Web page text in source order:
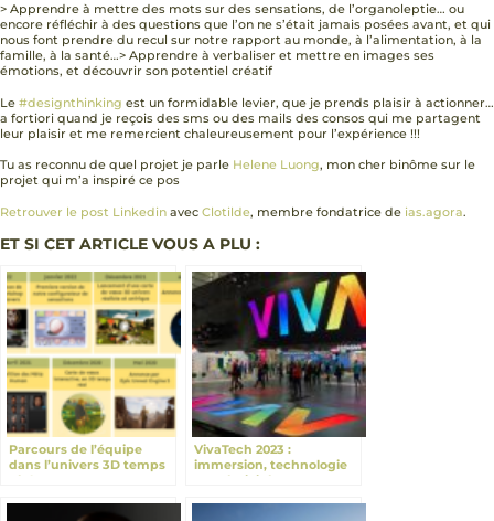
> Apprendre à mettre des mots sur des sensations, de l’organoleptie… ou
encore réfléchir à des questions que l’on ne s’était jamais posées avant, et qui
nous font prendre du recul sur notre rapport au monde, à l’alimentation, à la
famille, à la santé…> Apprendre à verbaliser et mettre en images ses
émotions, et découvrir son potentiel créatif
Le #designthinking est un formidable levier, que je prends plaisir à actionner…
a fortiori quand je reçois des sms ou des mails des consos qui me partagent
leur plaisir et me remercient chaleureusement pour l’expérience !!!
Tu as reconnu de quel projet je parle Helene Luong, mon cher binôme sur le
projet qui m’a inspiré ce pos
Retrouver le post Linkedin avec Clotilde, membre fondatrice de ias.agora.
ET SI CET ARTICLE VOUS A PLU :
Parcours de l’équipe
dans l’univers 3D temps
réel
VivaTech 2023 :
immersion, technologie
et créativité